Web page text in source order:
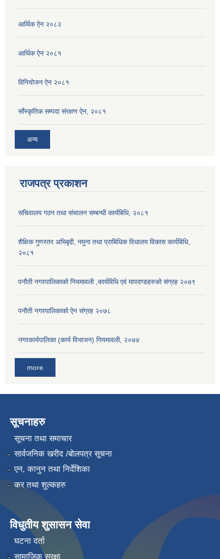
आर्थिक ऐन २०८२
आर्थिक ऐन २०८१
विनियोजन ऐन २०८१
साँस्कृतिक सम्पदा संरक्षण ऐन, २०८१
अन्य
राजपत्र प्रकाशन
सचिवालय गठन तथा संचालन सम्बन्धी कार्यबिधि, २०८१
शैक्षिक गुणस्तर अभिबृद्दी, नमुना तथा प्राबिधिक विधालय विकास कार्यबिधि,
२०८१
पनौती नगरपालिकाको नियमावली ,कार्यविधि एवं मापदण्डहरुको संग्रह २०७९
पनौती नगरपालिकाको ऐन संग्रह २०७८
नगरकार्यपालिका (कार्य विभाजन) नियमावली, २०७४
more
सूचनाहरु
सूचना तथा समाचार
सार्वजनिक खरीद /बोलपत्र सूचना
एन, कानुन तथा निर्देशिका
कर तथा शुल्कहरु
विधुतीय शुसासन सेवा
घटना दर्ता
सामाजिक सुरक्षा